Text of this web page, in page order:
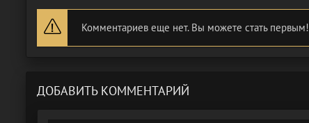
Комментариев еще нет. Вы можете стать первым!
ДОБАВИТЬ КОММЕНТАРИЙ